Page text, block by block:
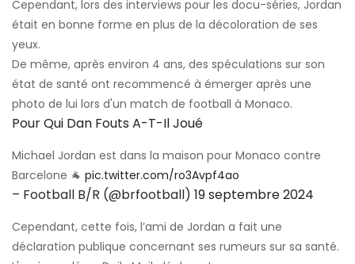
Cependant, lors des interviews pour les docu-séries, Jordan
était en bonne forme en plus de la décoloration de ses
yeux.
De même, après environ 4 ans, des spéculations sur son
état de santé ont recommencé à émerger après une
photo de lui lors d'un match de football à Monaco.
Pour Qui Dan Fouts A-T-Il Joué
Michael Jordan est dans la maison pour Monaco contre
Barcelone 🐐 pic.twitter.com/ro3Avpf4ao
– Football B/R (@brfootball) 19 septembre 2024
Cependant, cette fois, l’ami de Jordan a fait une
déclaration publique concernant ses rumeurs sur sa santé.